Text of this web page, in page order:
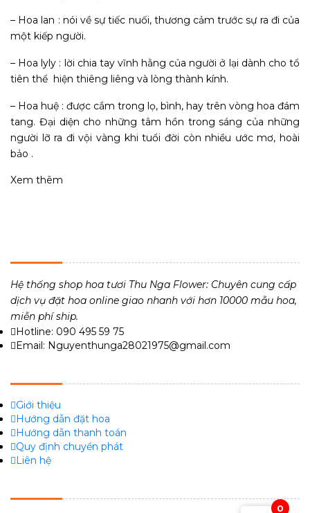
– Hoa lan : nói về sự tiếc nuối, thương cảm trước sự ra đi của
một kiếp người.
– Hoa lyly : lời chia tay vĩnh hằng của người ở lại dành cho tổ
tiên thể hiện thiêng liêng và lòng thành kính.
– Hoa huệ : được cắm trong lọ, bình, hay trên vòng hoa đám
tang. Đại diện cho những tâm hồn trong sáng của những
người lỡ ra đi vội vàng khi tuổi đời còn nhiều ước mơ, hoài
bảo .
Xem thêm
Hệ thống shop hoa tươi Thu Nga Flower: Chuyên cung cấp
dịch vụ đặt hoa online giao nhanh với hơn 10000 mẫu hoa,
miễn phí ship.
Hotline: 090 495 59 75
Email: Nguyenthunga28021975@gmail.com
Giới thiệu
Hướng dẫn đặt hoa
Hướng dẫn thanh toán
Quy định chuyển phát
Liên hệ
0